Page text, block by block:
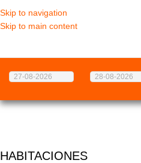
Skip to navigation
Skip to main content
HABITACIONES